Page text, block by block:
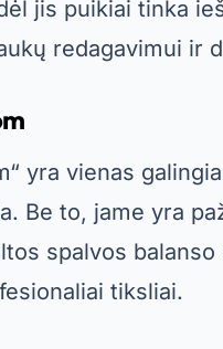
jis puikiai tinka
redagavimui ir
yra vienas
Be to, jame yra
spalvos
tiksliai.